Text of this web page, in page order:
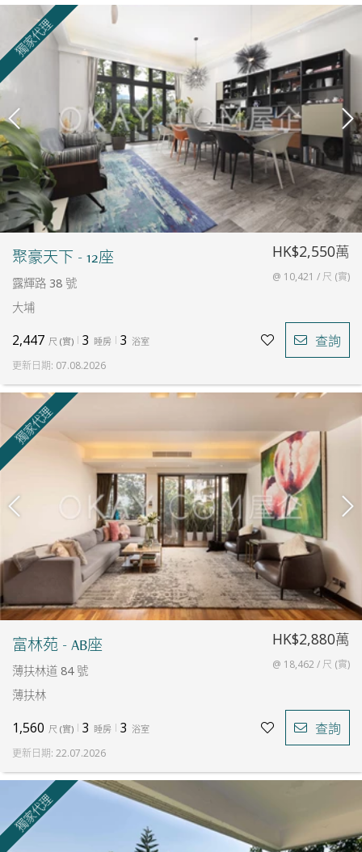
聚豪天下 - 12座
露輝路 38 號
大埔
HK$2,550萬
@ 10,421 / 尺 (實)
2,447 尺 (實) 3 睡房 3 浴室 查詢
更新日期: 07.08.2026
獨家代理
富林苑 - AB座
薄扶林道 84 號
薄扶林
HK$2,880萬
@ 18,462 / 尺 (實)
1,560 尺 (實) 3 睡房 3 浴室 查詢
更新日期: 22.07.2026
獨家代理
獨家代理